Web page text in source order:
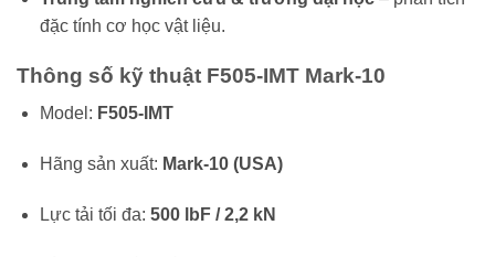
đặc tính cơ học vật liệu.
Thông số kỹ thuật F505-IMT Mark-10
Model: F505-IMT
Hãng sản xuất: Mark-10 (USA)
Lực tải tối đa: 500 lbF / 2,2 kN